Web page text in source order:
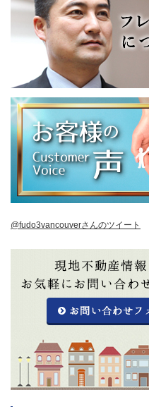
@fudo3vancouverさんのツイート